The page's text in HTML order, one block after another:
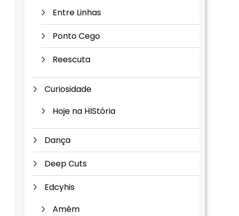
Entre Linhas
Ponto Cego
Reescuta
Curiosidade
Hoje na HIStória
Dança
Deep Cuts
Edcyhis
Amém